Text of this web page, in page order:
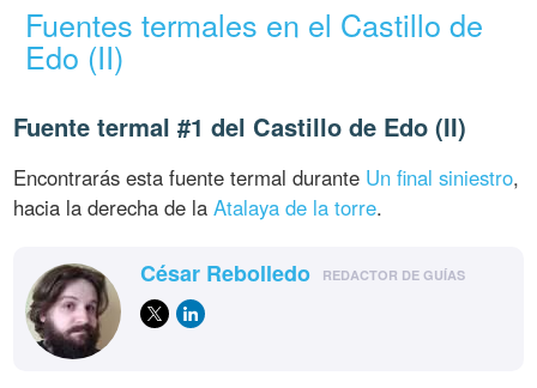
Fuentes termales en el Castillo de
Edo (II)
Fuente termal #1 del Castillo de Edo (II)
Encontrarás esta fuente termal durante Un final siniestro,
hacia la derecha de laAtalaya de la torre.
César Rebolledo REDACTOR DE GUÍAS